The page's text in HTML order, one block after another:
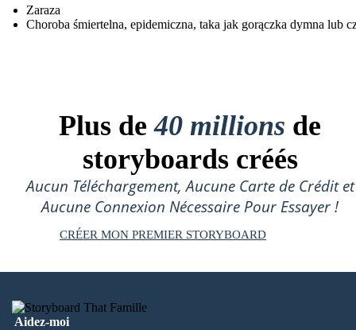
Zaraza
Choroba śmiertelna, epidemiczna, taka jak gorączka dymna lub
Plus de40 millions de
storyboards créés
Aucun Téléchargement, Aucune Carte de Crédit et
Aucune Connexion Nécessaire Pour Essayer !
CRÉER MON PREMIER STORYBOARD
Aidez-moi